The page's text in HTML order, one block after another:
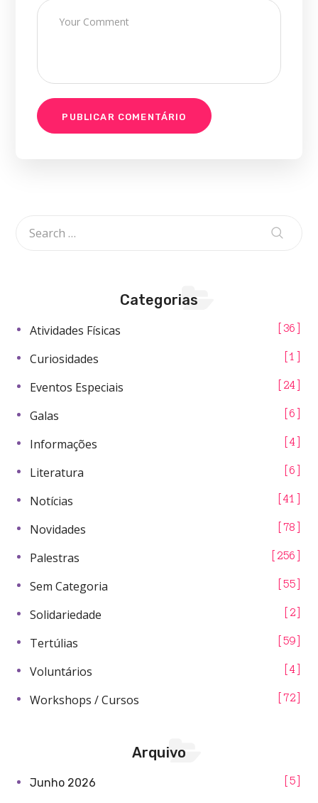
Categorias
Atividades Físicas 36
Curiosidades 1
Eventos Especiais 24
Galas 6
Informações 4
Literatura 6
Notícias 41
Novidades 78
Palestras 256
Sem Categoria 55
Solidariedade 2
Tertúlias 59
Voluntários 4
Workshops / Cursos 72
Arquivo
Junho 2026 5